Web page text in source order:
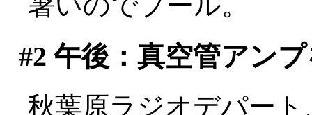
#2 午後：真空管アン
秋葉原ラジオデパー